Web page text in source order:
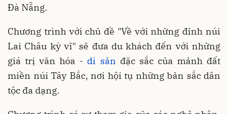
Đà Nẵng.
Chương trình với chủ đề "Về với những đỉnh núi
Lai Châu kỳ vĩ" sẽ đưa du khách đến với những
giá trị văn hóa - di sản đặc sắc của mảnh đất
miền núi Tây Bắc, nơi hội tụ những bản sắc dân
tộc đa dạng.